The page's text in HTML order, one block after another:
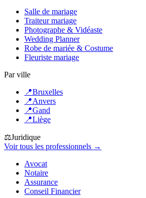
Salle de mariage
Traiteur mariage
Photographe & Vidéaste
Wedding Planner
Robe de mariée & Costume
Fleuriste mariage
Par ville
📍Bruxelles
📍Anvers
📍Gand
📍Liège
⚖️Juridique
Voir tous les professionnels →
Avocat
Notaire
Assurance
Conseil Financier